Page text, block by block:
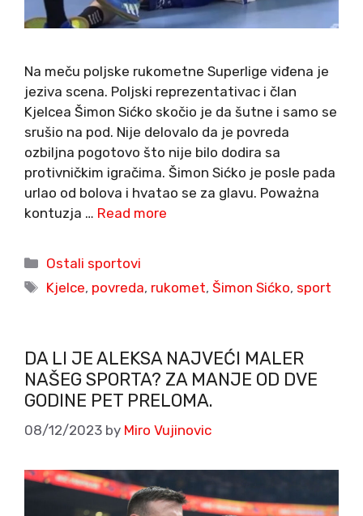
Na meču poljske rukometne Superlige viđena je
jeziva scena. Poljski reprezentativac i član
Kjelcea Šimon Sićko skočio je da šutne i samo se
srušio na pod. Nije delovalo da je povreda
ozbiljna pogotovo što nije bilo dodira sa
protivničkim igračima. Šimon Sićko je posle pada
urlao od bolova i hvatao se za glavu. Poważna
kontuzja … Read more
Categories
Ostali sportovi
Tags
Kjelce, povreda, rukomet,Šimon Sićko, sport
DA LI JE ALEKSA NAJVEĆI MALER
NAŠEG SPORTA? ZA MANJE OD DVE
GODINE PET PRELOMA.
08/12/2023 by Miro Vujinovic